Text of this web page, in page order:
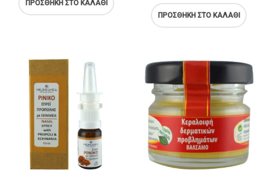
Αρτοσκευάσματα
ΠΡΟΣΘΉΚΗ ΣΤΟ ΚΑΛΆΘΙ
ΠΡΟΣΘΉΚΗ ΣΤΟ ΚΑΛΆΘΙ